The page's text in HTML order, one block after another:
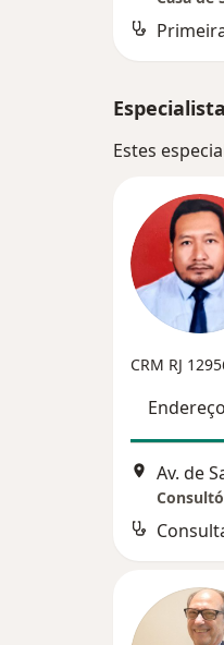
Estes
CRM RJ
Endereço
Av. de